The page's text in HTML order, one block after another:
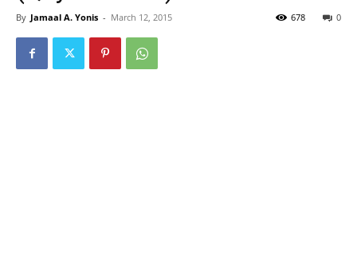
By Jamaal A. Yonis - March 12, 2015 0
678